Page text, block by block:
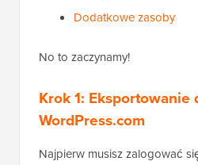
Dodatkowe zasoby
No to zaczynamy!
Krok 1: Eksportowanie
WordPress.com
Najpierw musisz zalogować